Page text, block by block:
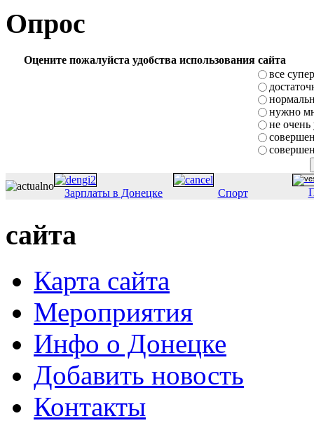
Опрос
Оцените пожалуйста удобства использования сайта
все супер
нужно
не очень
Зарплаты в Донецке Спорт
сайта
Карта сайта
Мероприятия
Инфо о Донецке
Добавить новость
Контакты